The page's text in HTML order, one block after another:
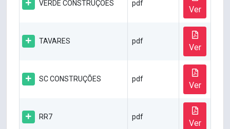
VERDE CONSTRUÇÕES pdf
Ver
TAVARES pdf
Ver
SC CONSTRUÇÕES pdf
Ver
RR7 pdf
Ver